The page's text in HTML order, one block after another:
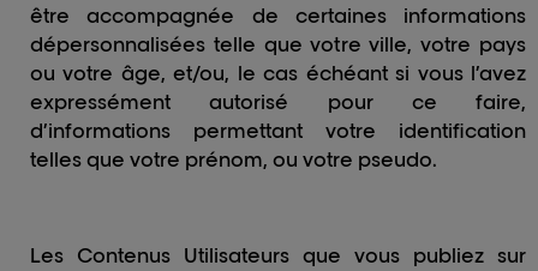
être accompagnée de certaines informations
dépersonnalisées telle que votre ville, votre pays
ou votre âge, et/ou, le cas échéant si vous l’avez
expressément autorisé pour ce faire,
d’informations permettant votre identification
telles que votre prénom, ou votre pseudo.
Les Contenus Utilisateurs que vous publiez sur